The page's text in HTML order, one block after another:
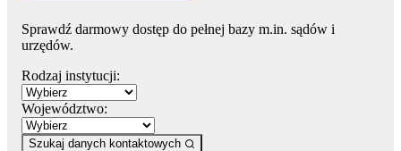
Sprawdź darmowy dostęp do pełnej bazy m.in. sądów i
urzędów.
Rodzaj instytucji:
Województwo:
Szukaj danych kontaktowych